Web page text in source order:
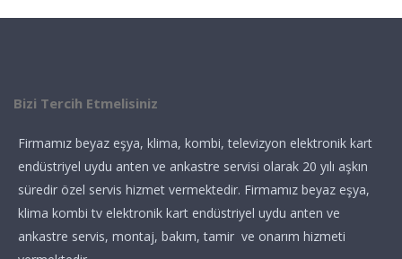
Bizi Tercih Etmelisiniz
Firmamız beyaz eşya, klima, kombi, televizyon elektronik kart
endüstriyel uydu anten ve ankastre servisi olarak 20 yılı aşkın
süredir özel servis hizmet vermektedir. Firmamız beyaz eşya,
klima kombi tv elektronik kart endüstriyel uydu anten ve
ankastre servis, montaj, bakım, tamir ve onarım hizmeti